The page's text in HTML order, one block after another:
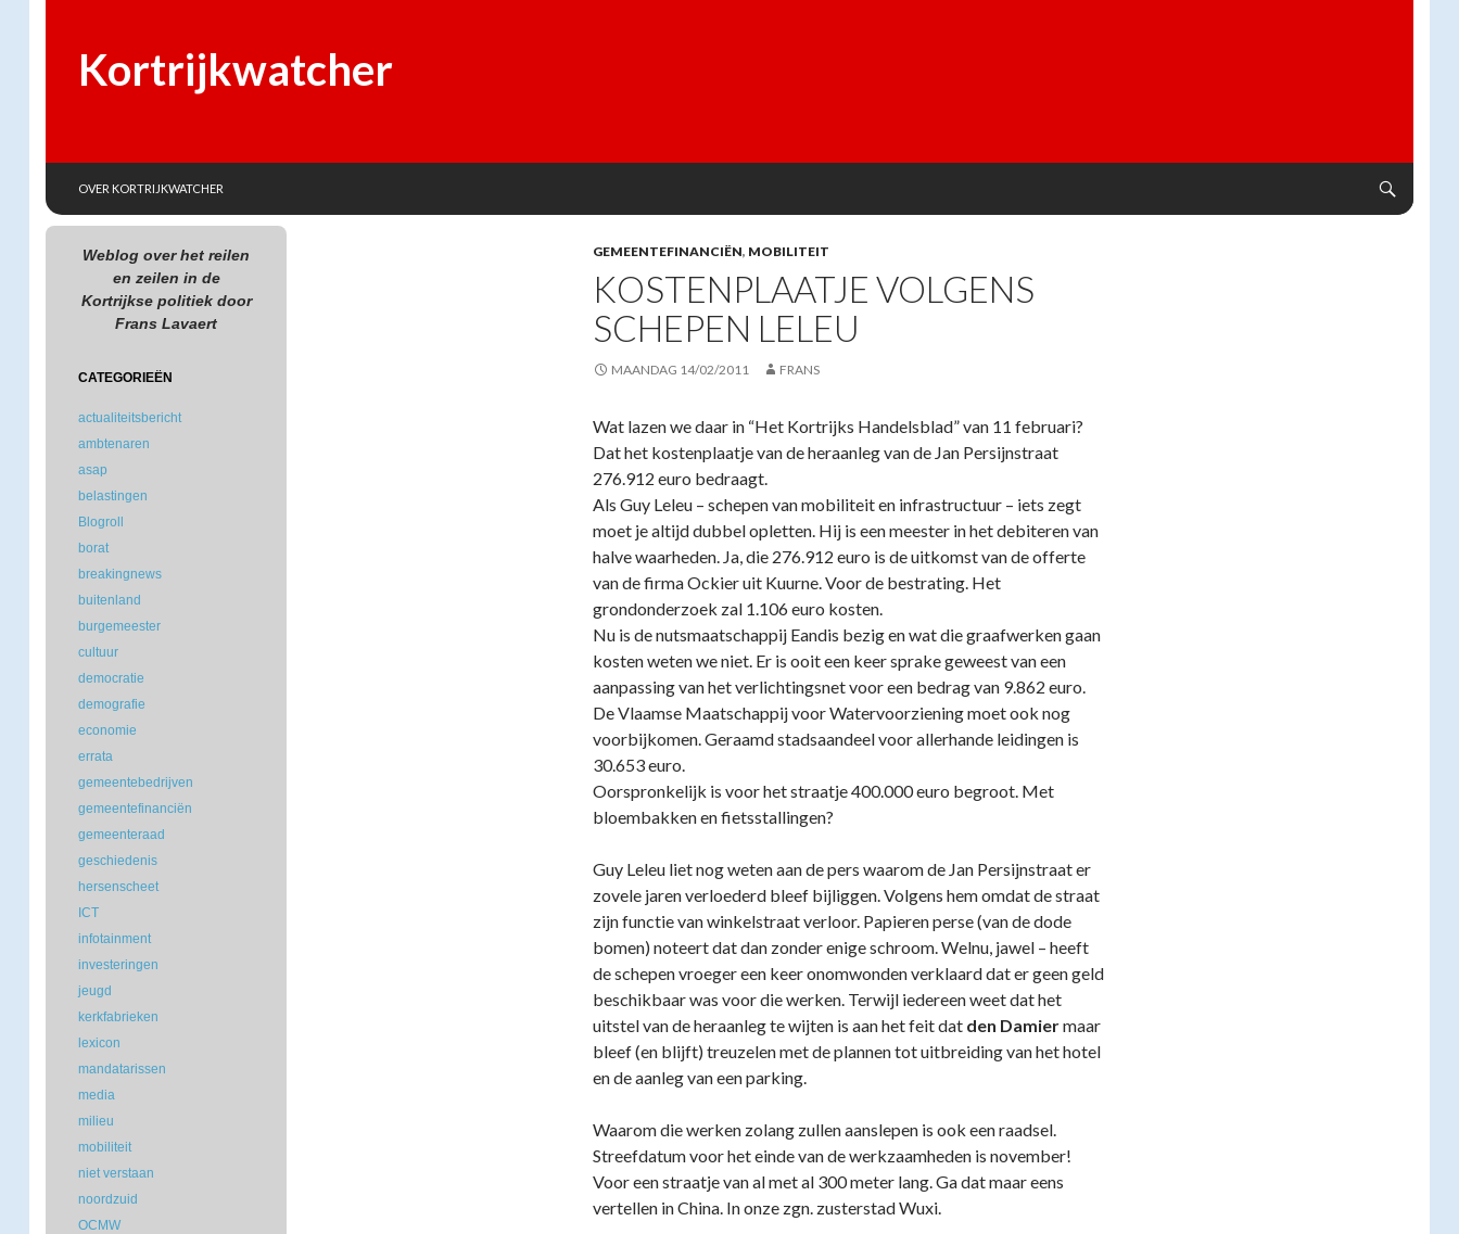
Kortrijkwatcher
OVER KORTRIJKWATCHER
GEMEENTEFINANCIËN, MOBILITEIT
KOSTENPLAATJE VOLGENS
SCHEPEN LELEU
MAANDAG 14/02/2011 FRANS
Wat lazen we daar in “Het Kortrijks Handelsblad” van 11 februari?
Dat het kostenplaatje van de heraanleg van de Jan Persijnstraat
276.912 euro bedraagt.
Als Guy Leleu – schepen van mobiliteit en infrastructuur – iets zegt
moet je altijd dubbel opletten. Hij is een meester in het debiteren van
halve waarheden. Ja, die 276.912 euro is de uitkomst van de offerte
van de firma Ockier uit Kuurne. Voor de bestrating. Het
grondonderzoek zal 1.106 euro kosten.
Nu is de nutsmaatschappij Eandis bezig en wat die graafwerken gaan
kosten weten we niet. Er is ooit een keer sprake geweest van een
aanpassing van het verlichtingsnet voor een bedrag van 9.862 euro.
De Vlaamse Maatschappij voor Watervoorziening moet ook nog
voorbijkomen. Geraamd stadsaandeel voor allerhande leidingen is
30.653 euro.
Oorspronkelijk is voor het straatje 400.000 euro begroot. Met
bloembakken en fietsstallingen?
Guy Leleu liet nog weten aan de pers waarom de Jan Persijnstraat er
zovele jaren verloederd bleef bijliggen. Volgens hem omdat de straat
zijn functie van winkelstraat verloor. Papieren perse (van de dode
bomen) noteert dat dan zonder enige schroom. Welnu, jawel – heeft
de schepen vroeger een keer onomwonden verklaard dat er geen geld
beschikbaar was voor die werken. Terwijl iedereen weet dat het
uitstel van de heraanleg te wijten is aan het feit dat den Damiermaar
bleef (en blijft) treuzelen met de plannen tot uitbreiding van het hotel
en de aanleg van een parking.
Waarom die werken zolang zullen aanslepen is ook een raadsel.
Streefdatum voor het einde van de werkzaamheden is november!
Voor een straatje van al met al 300 meter lang. Ga dat maar eens
vertellen in China. In onze zgn. zusterstad Wuxi.
Weblog over het reilen
en zeilen in de
Kortrijkse politiek door
Frans Lavaert
CATEGORIEËN
actualiteitsbericht
ambtenaren
asap
belastingen
Blogroll
borat
breakingnews
buitenland
burgemeester
cultuur
democratie
demografie
economie
errata
gemeentebedrijven
gemeentefinanciën
gemeenteraad
geschiedenis
hersenscheet
ICT
infotainment
investeringen
jeugd
kerkfabrieken
lexicon
mandatarissen
media
milieu
mobiliteit
niet verstaan
noordzuid
OCMW